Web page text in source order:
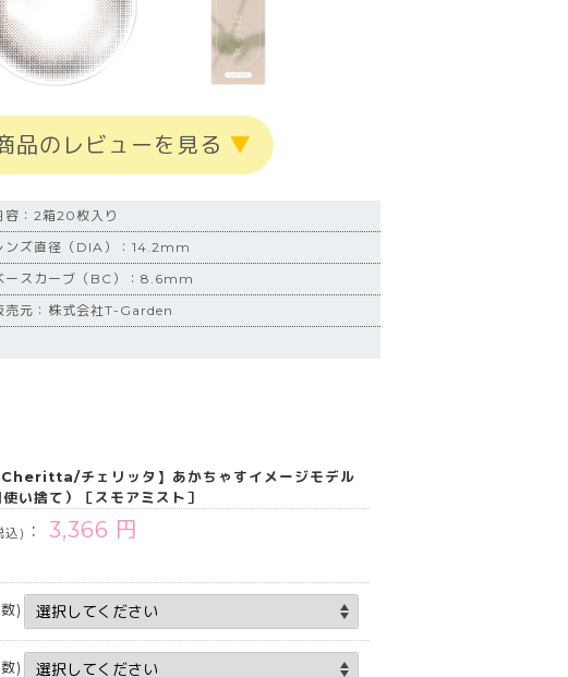
品のレビューを見る ▼
：2箱20枚入り
ンズ直径（DIA）：14.2mm
ースカーブ（BC）：8.6mm
元：株式会社T-Garden
チェリッタ】あかちゃすイメージモデル
い捨て）［スモアミスト］
込) ： 3,366 円
)
)